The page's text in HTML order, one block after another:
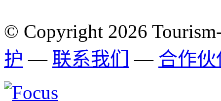
© Copyright 2026
护 — 联系我们 — 合作伙